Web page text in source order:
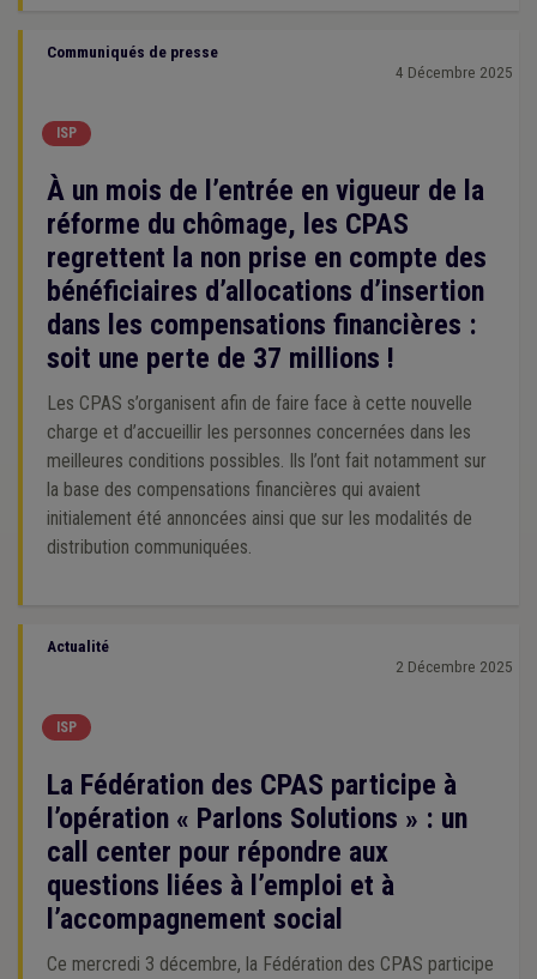
Communiqués de presse
4 Décembre 2025
ISP
À un mois de l’entrée en vigueur de la
réforme du chômage, les CPAS
regrettent la non prise en compte des
bénéficiaires d’allocations d’insertion
dans les compensations financières :
soit une perte de 37 millions !
Les CPAS s’organisent afin de faire face à cette nouvelle
charge et d’accueillir les personnes concernées dans les
meilleures conditions possibles. Ils l’ont fait notamment sur
la base des compensations financières qui avaient
initialement été annoncées ainsi que sur les modalités de
distribution communiquées.
Actualité
2 Décembre 2025
ISP
La Fédération des CPAS participe à
l’opération « Parlons Solutions » : un
call center pour répondre aux
questions liées à l’emploi et à
l’accompagnement social
Ce mercredi 3 décembre, la Fédération des CPAS participe